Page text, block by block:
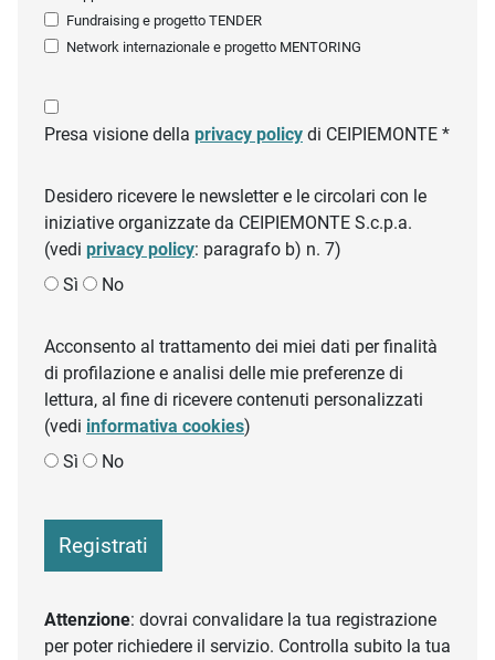
Fundraising e progetto TENDER
Network internazionale e progetto MENTORING
Presa visione della privacy policy di CEIPIEMONTE *
Desidero ricevere le newsletter e le circolari con le
iniziative organizzate da CEIPIEMONTE S.c.p.a.
(vedi privacy policy: paragrafo b) n. 7)
Sì
No
Acconsento al trattamento dei miei dati per finalità
di profilazione e analisi delle mie preferenze di
lettura, al fine di ricevere contenuti personalizzati
(vedi informativa cookies)
Sì
No
Registrati
Attenzione: dovrai convalidare la tua registrazione
per poter richiedere il servizio. Controlla subito la tua